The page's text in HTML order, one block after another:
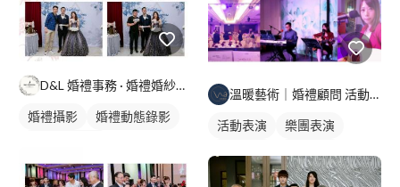
D&L 婚禮事務 · 婚禮婚紗攝影
婚禮攝影
婚禮動態錄影
溫暖藝術｜婚禮顧問 活動企劃 質感樂團
活動表演
樂團表演
婚禮活動照
婚禮表演